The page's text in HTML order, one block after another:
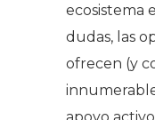
ecosistema
dudas, las
ofrecen (y